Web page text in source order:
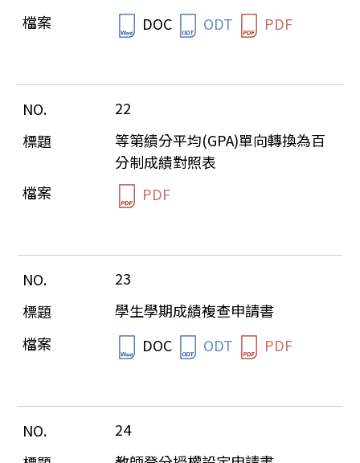
DOC
ODT PDF
22
等第績分平均(GPA)單向轉換為百
分制成績對照表
PDF
23
學生學期成績複查申請書
DOC
ODT PDF
24